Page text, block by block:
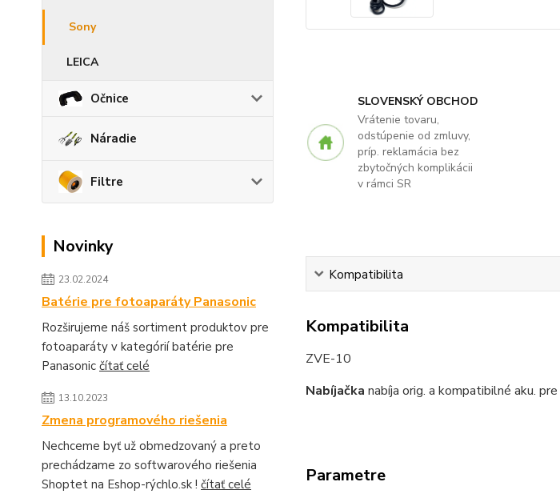
Sony
LEICA
Očnice
Náradie
Filtre
Novinky
23.02.2024
Batérie pre fotoaparáty Panasonic
Rozširujeme náš sortiment produktov pre
fotoaparáty v kategórií batérie pre
Panasonic čítať celé
13.10.2023
Zmena programového riešenia
Nechceme byť už obmedzovaný a preto
prechádzame zo softwarového riešenia
Shoptet na Eshop-rýchlo.sk ! čítať celé
SLOVENSKÝ OBCHOD
Vrátenie tovaru,
odstúpenie od zmluvy,
príp. reklamácia bez
zbytočných komplikácii
v rámci SR
Kompatibilita
Kompatibilita
ZVE-10
Nabíjačka nabíja orig. a kompatibilné aku.
Parametre